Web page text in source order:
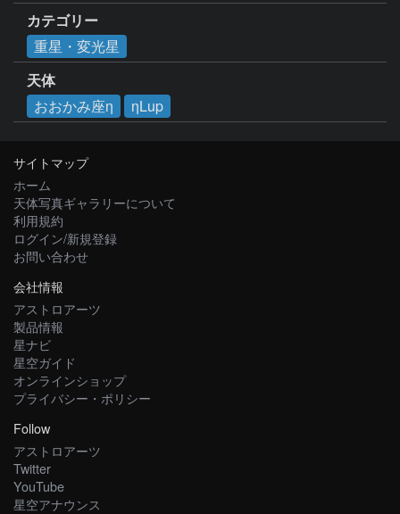
カテゴリー
重星・変光星
天体
おおかみ座η
ηLup
サイトマップ
ホーム
天体写真ギャラリーについて
利用規約
ログイン/新規登録
お問い合わせ
会社情報
アストロアーツ
製品情報
星ナビ
星空ガイド
オンラインショップ
プライバシー・ポリシー
Follow
アストロアーツ
Twitter
YouTube
星空アナウンス